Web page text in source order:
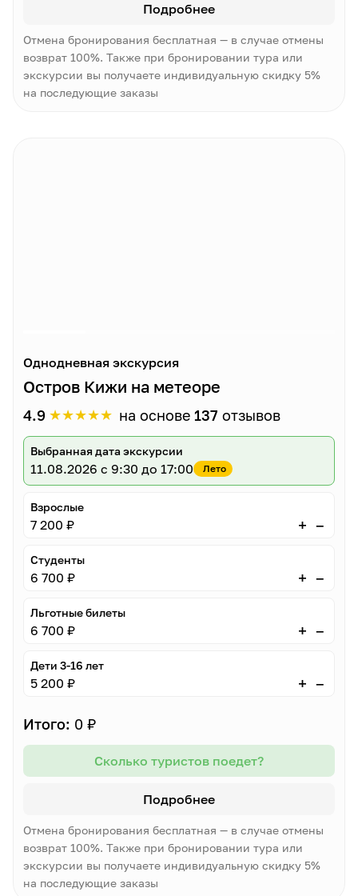
Подробнее
Отмена бронирования бесплатная — в случае отмены
возврат 100%. Также при бронировании тура или
экскурсии вы получаете индивидуальную скидку 5%
на последующие заказы
Однодневная экскурсия
Остров Кижи на метеоре
4.9 ★★★★★ на основе 137 отзывов
Выбранная дата экскурсии
11.08.2026 с 9:30 до 17:00 Лето
Взрослые
7 200 ₽ + –
Студенты
6 700 ₽ + –
Льготные билеты
6 700 ₽ + –
Дети 3-16 лет
5 200 ₽ + –
Итого: 0 ₽
Сколько туристов поедет?
Подробнее
Отмена бронирования бесплатная — в случае отмены
возврат 100%. Также при бронировании тура или
экскурсии вы получаете индивидуальную скидку 5%
на последующие заказы